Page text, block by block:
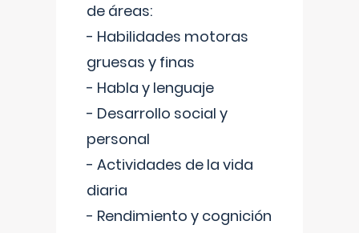
de áreas:
- Habilidades motoras
gruesas y finas
- Habla y lenguaje
- Desarrollo social y
personal
- Actividades de la vida
diaria
- Rendimiento y cognición